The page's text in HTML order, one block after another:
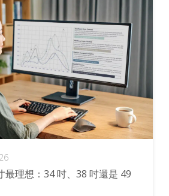
最理想：34 吋、38 吋還是 49